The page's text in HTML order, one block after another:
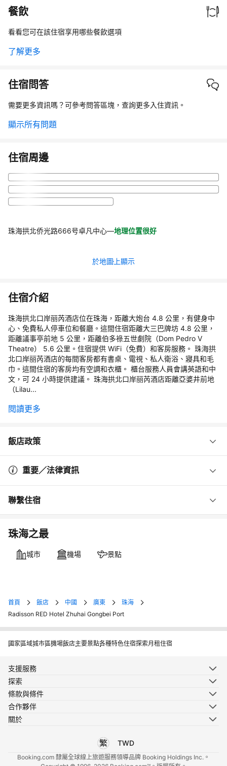
餐飲
看看您可在該住宿享用哪些餐飲選項
了解更多
住宿問答
需要更多資訊嗎？可參考問答區塊，查詢更多入住資訊。
顯示所有問題
住宿周邊
珠海拱北侨光路666号卓凡中心—地理位置很好
於地圖上顯示
住宿介紹
珠海拱北口岸丽芮酒店位在珠海，距離大炮台 4.8 公里，有健身中
心、免費私人停車位和餐廳。這間住宿距離大三巴牌坊 4.8 公里，
距離議事亭前地 5 公里，距離伯多祿五世劇院（Dom Pedro V
Theatre） 5.6 公里。住宿提供 WiFi（免費）和客房服務。 珠海拱
北口岸丽芮酒店的每間客房都有書桌、電視、私人衛浴、寢具和毛
巾。這間住宿的客房均有空調和衣櫃。 櫃台服務人員會講英語和中
文，可 24 小時提供建議。 珠海拱北口岸丽芮酒店距離亞婆井前地
（Lilau...
閱讀更多
飯店政策
重要／法律資訊
聯繫住宿
珠海之最
城市 機場 景點
首頁 飯店 中國 廣東
珠海
Radisson RED Hotel Zhuhai Gongbei Port
國家區域城市區機場飯店主要景點各種特色住宿探索月租住宿
支援服務
探索
條款與條件
合作夥伴
關於
選擇您使用的語言
TWD
選擇您使用的貨幣
Booking.com 隸屬全球線上旅遊服務領導品牌 Booking Holdings Inc.。